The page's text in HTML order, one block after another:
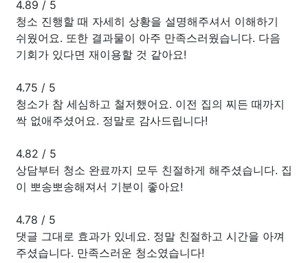
4.89 / 5
청소 진행할 때 자세히 상황을 설명해주셔서 이해하기
쉬웠어요. 또한 결과물이 아주 만족스러웠습니다. 다음
기회가 있다면 재이용할 것 같아요!
4.75 / 5
청소가 참 세심하고 철저했어요. 이전 집의 찌든 때까지
싹 없애주셨어요. 정말로 감사드립니다!
4.82 / 5
상담부터 청소 완료까지 모두 친절하게 해주셨습니다. 집
이 뽀송뽀송해져서 기분이 좋아요!
4.78 / 5
댓글 그대로 효과가 있네요. 정말 친절하고 시간을 아껴
주셨습니다. 만족스러운 청소였습니다!